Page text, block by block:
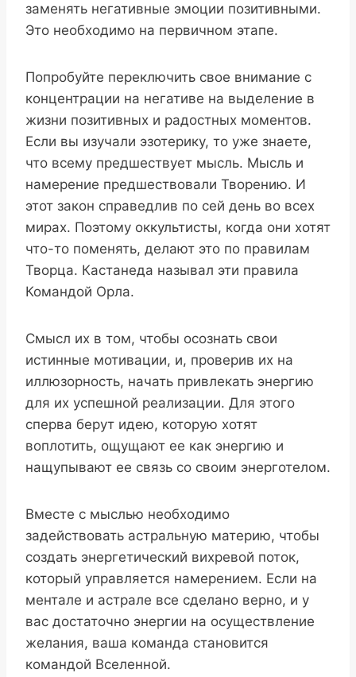
заменять негативные эмоции позитивными.
Это необходимо на первичном этапе.
Попробуйте переключить свое внимание с
концентрации на негативе на выделение в
жизни позитивных и радостных моментов.
Если вы изучали эзотерику, то уже знаете,
что всему предшествует мысль. Мысль и
намерение предшествовали Творению. И
этот закон справедлив по сей день во всех
мирах. Поэтому оккультисты, когда они хотят
что-то поменять, делают это по правилам
Творца. Кастанеда называл эти правила
Командой Орла.
Смысл их в том, чтобы осознать свои
истинные мотивации, и, проверив их на
иллюзорность, начать привлекать энергию
для их успешной реализации. Для этого
сперва берут идею, которую хотят
воплотить, ощущают ее как энергию и
нащупывают ее связь со своим энерготелом.
Вместе с мыслью необходимо
задействовать астральную материю, чтобы
создать энергетический вихревой поток,
который управляется намерением. Если на
ментале и астрале все сделано верно, и у
вас достаточно энергии на осуществление
желания, ваша команда становится
командой Вселенной.